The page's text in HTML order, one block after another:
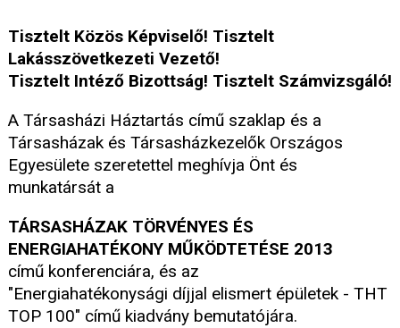
Tisztelt Közös Képviselő! Tisztelt
Lakásszövetkezeti Vezető!
Tisztelt Intéző Bizottság! Tisztelt Számvizsgáló!
A Társasházi Háztartás című szaklap és a
Társasházak és Társasházkezelők Országos
Egyesülete szeretettel meghívja Önt és
munkatársát a
TÁRSASHÁZAK TÖRVÉNYES ÉS
ENERGIAHATÉKONY MŰKÖDTETÉSE 2013
című konferenciára, és az
"Energiahatékonysági díjjal elismert épületek - THT
TOP 100" című kiadvány bemutatójára.